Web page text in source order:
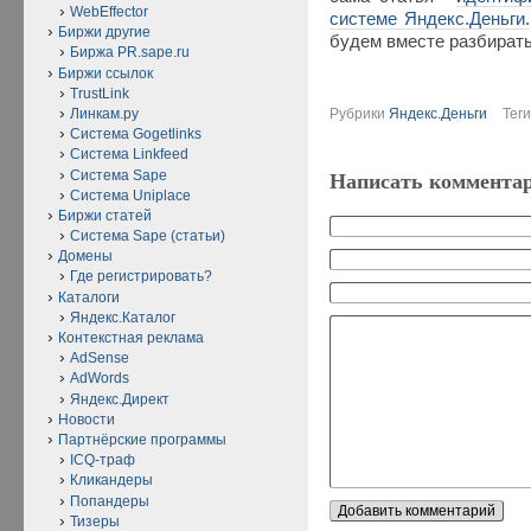
системе Яндекс.Деньги.
будем вместе
Рубрики Яндекс.Деньги
Написать
WebEffector
Биржи другие
Биржа PR.sape.ru
Биржи ссылок
TrustLink
Линкам.ру
Система Gogetlinks
Система Linkfeed
Система Sape
Система Uniplace
Биржи статей
Система Sape (статьи)
Домены
Где регистрировать?
Каталоги
Яндекс.Каталог
Контекстная реклама
AdSense
AdWords
Яндекс.Директ
Новости
Партнёрские программы
ICQ-траф
Кликандеры
Попандеры
Тизеры